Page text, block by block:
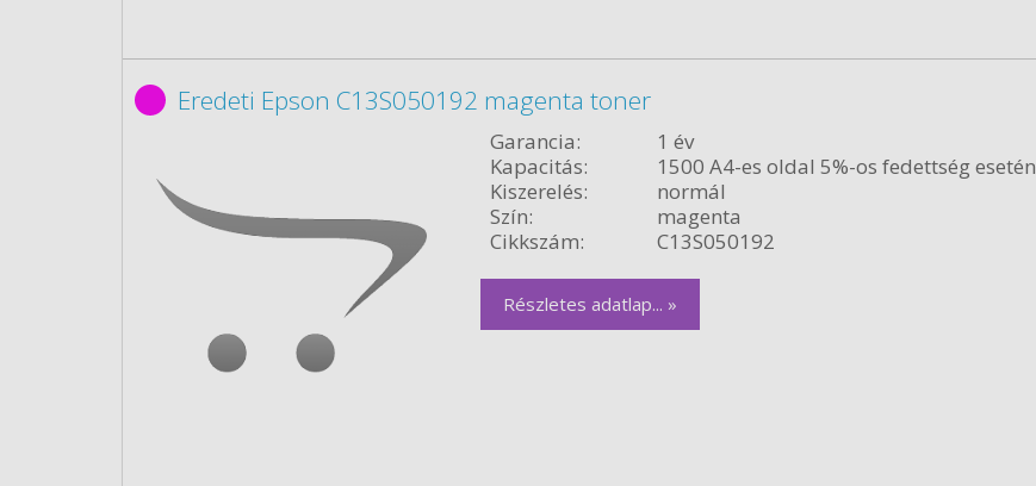
Eredeti Epson C13S050192 magenta toner
Garancia:
1 év
Kapacitás:
1500 A4-es oldal 5%-os fedettség esetén
Kiszerelés:
normál
Szín:
magenta
Cikkszám:
C13S050192
Részletes adatlap... »